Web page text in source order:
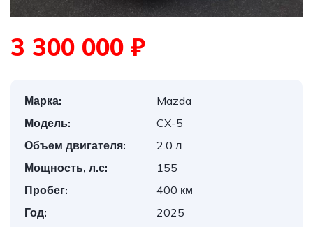
3 300 000 ₽
Марка:
Mazda
Модель:
CX-5
Объем двигателя:
2.0 л
Мощность, л.с:
155
Пробег:
400 км
Год:
2025